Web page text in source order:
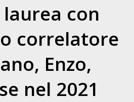
con
correlatore
Enzo,
nel 2021